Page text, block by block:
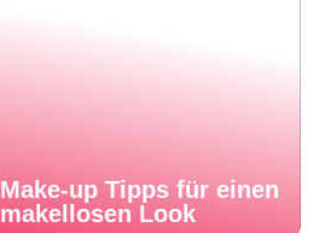
Make-up Tipps für einen
makellosen Look